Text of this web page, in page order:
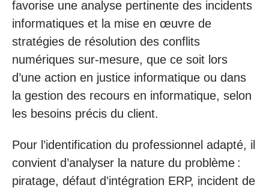
favorise une analyse pertinente des incidents
informatiques et la mise en œuvre de
stratégies de résolution des conflits
numériques sur-mesure, que ce soit lors
d’une action en justice informatique ou dans
la gestion des recours en informatique, selon
les besoins précis du client.
Pour l’identification du professionnel adapté, il
convient d’analyser la nature du problème :
piratage, défaut d’intégration ERP, incident de